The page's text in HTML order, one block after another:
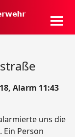
Alarm 11:43
uns die
Person